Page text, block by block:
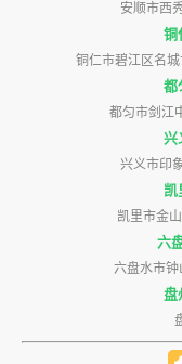
安顺市西
铜
铜仁市碧江区名
都
都匀市剑江
兴
兴义市印
凯
凯里市金
六
六盘水市
盘